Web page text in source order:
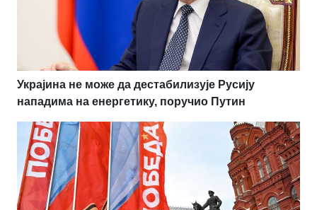
Украјина не може да дестабилизује Русију
нападима на енергетику, поручио Путин